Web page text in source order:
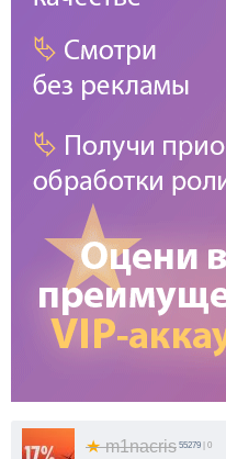
★m1nacris 55279 | 0